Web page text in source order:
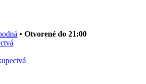
• Otvorené do 21:00